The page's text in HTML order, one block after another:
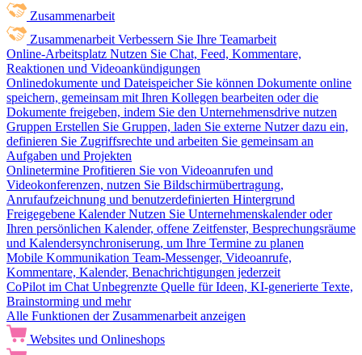
Zusammenarbeit
Zusammenarbeit Verbessern Sie Ihre Teamarbeit
Online-Arbeitsplatz Nutzen Sie Chat, Feed, Kommentare,
Reaktionen und Videoankündigungen
Onlinedokumente und Dateispeicher Sie können Dokumente online
speichern, gemeinsam mit Ihren Kollegen bearbeiten oder die
Dokumente freigeben, indem Sie den Unternehmensdrive nutzen
Gruppen Erstellen Sie Gruppen, laden Sie externe Nutzer dazu ein,
definieren Sie Zugriffsrechte und arbeiten Sie gemeinsam an
Aufgaben und Projekten
Onlinetermine Profitieren Sie von Videoanrufen und
Videokonferenzen, nutzen Sie Bildschirmübertragung,
Anrufaufzeichnung und benutzerdefinierten Hintergrund
Freigegebene Kalender Nutzen Sie Unternehmenskalender oder
Ihren persönlichen Kalender, offene Zeitfenster, Besprechungsräume
und Kalendersynchroniserung, um Ihre Termine zu planen
Mobile Kommunikation Team-Messenger, Videoanrufe,
Kommentare, Kalender, Benachrichtigungen jederzeit
CoPilot im Chat Unbegrenzte Quelle für Ideen, KI-generierte Texte,
Brainstorming und mehr
Alle Funktionen der Zusammenarbeit anzeigen
Websites und Onlineshops